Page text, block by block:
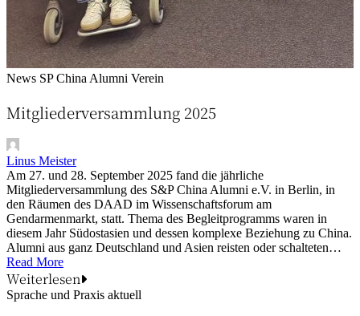
News SP China Alumni Verein
Mitgliederversammlung 2025
Linus Meister
Am 27. und 28. September 2025 fand die jährliche
Mitgliederversammlung des S&P China Alumni e.V. in Berlin, in
den Räumen des DAAD im Wissenschaftsforum am
Gendarmenmarkt, statt. Thema des Begleitprogramms waren in
diesem Jahr Südostasien und dessen komplexe Beziehung zu China.
Alumni aus ganz Deutschland und Asien reisten oder schalteten…
Read More
Weiterlesen
Sprache und Praxis aktuell